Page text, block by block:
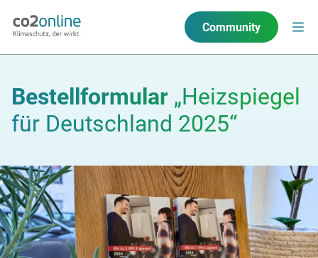
Community
Bestellformular „Heizspiegel
für Deutschland 2025“